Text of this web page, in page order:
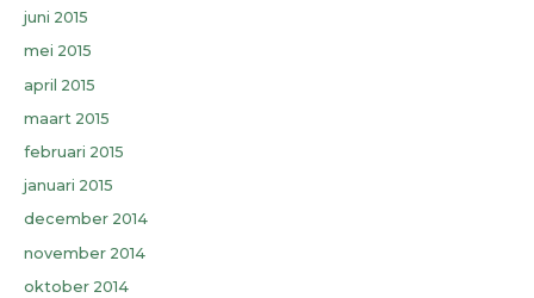
juni 2015
mei 2015
april 2015
maart 2015
februari 2015
januari 2015
december 2014
november 2014
oktober 2014